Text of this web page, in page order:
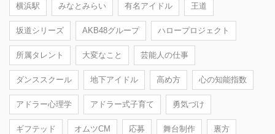
横浜駅 みなとみらい 有名アイドル 王道
坂道シリーズ AKB48グループ ハロープロジェクト
所属タレント 大変なこと 芸能人の仕事
ダンススクール 地下アイドル 高め方 心の知能指数
アドラー心理学 アドラー式子育て 勇気づけ
ギフテッド オムツCM 応募 舞台制作 裏方